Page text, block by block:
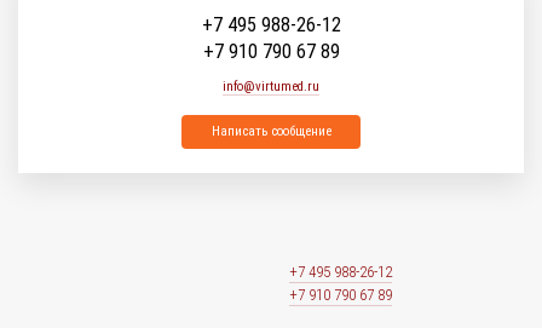
+7 495 988-26-12
+7 910 790 67 89
info@virtumed.ru
Написать сообщение
+7 495 988-26-12
+7 910 790 67 89